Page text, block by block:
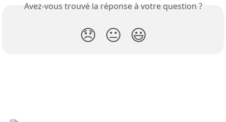
Avez-vous trouvé la réponse à votre question ?
😞 😐 😃